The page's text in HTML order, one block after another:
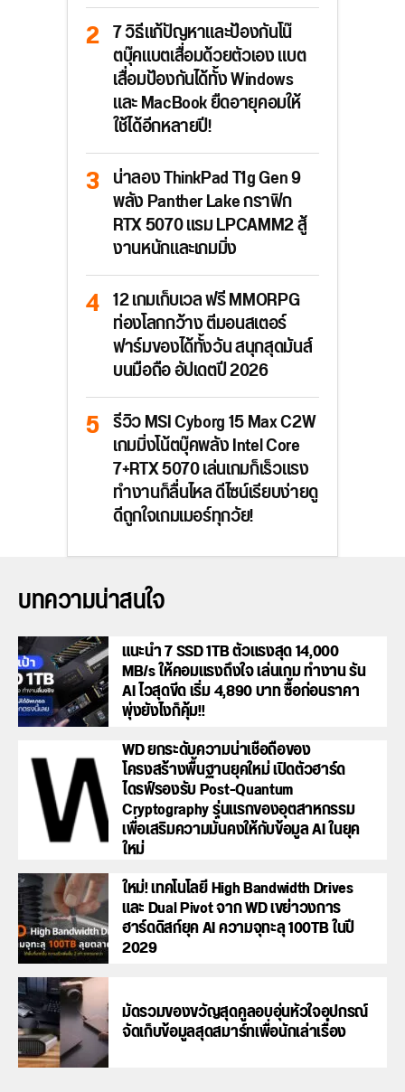
7 วิธีแก้ปัญหาและป้องกันโน๊
ตบุ๊คแบตเสื่อมด้วยตัวเอง แบต
เสื่อมป้องกันได้ทั้ง Windows
และ MacBook ยืดอายุคอมให้
ใช้ได้อีกหลายปี!
น่าลอง ThinkPad T1g Gen 9
พลัง Panther Lake กราฟิก
RTX 5070 แรม LPCAMM2 สู้
งานหนักและเกมมิ่ง
12 เกมเก็บเวล ฟรี MMORPG
ท่องโลกกว้าง ตีมอนสเตอร์
ฟาร์มของได้ทั้งวัน สนุกสุดมันส์
บนมือถือ อัปเดตปี 2026
รีวิว MSI Cyborg 15 Max C2W
เกมมิ่งโน้ตบุ๊คพลัง Intel Core
7+RTX 5070 เล่นเกมก็เร็วแรง
ทำงานก็ลื่นไหล ดีไซน์เรียบง่ายดู
ดีถูกใจเกมเมอร์ทุกวัย!
บทความน่าสนใจ
แนะนำ 7 SSD 1TB ตัวแรงสุด 14,000
MB/s ให้คอมแรงถึงใจ เล่นเกม ทำงาน รัน
AI ไวสุดขีด เริ่ม 4,890 บาท ซื้อก่อนราคา
พุ่งยังไงก็คุ้ม!!
WD ยกระดับความน่าเชื่อถือของ
โครงสร้างพื้นฐานยุคใหม่ เปิดตัวฮาร์ด
ไดรฟ์รองรับ Post-Quantum
Cryptography รุ่นแรกของอุตสาหกรรม
เพื่อเสริมความมั่นคงให้กับข้อมูล AI ในยุค
ใหม่
ใหม่! เทคโนโลยี High Bandwidth Drives
และ Dual Pivot จาก WD เขย่าวงการ
ฮาร์ดดิสก์ยุค AI ความจุทะลุ 100TB ในปี
2029
มัดรวมของขวัญสุดคูลอบอุ่นหัวใจอุปกรณ์
จัดเก็บข้อมูลสุดสมาร์ทเพื่อนักเล่าเรื่อง